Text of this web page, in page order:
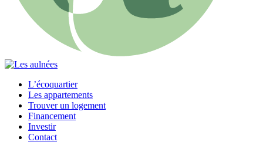
L’écoquartier
Les appartements
Trouver un logement
Financement
Investir
Contact